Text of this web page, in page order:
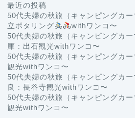
最近の投稿
50代夫婦の秋旅（キャンピングカ
立ポタリング
withワンコ〜
50代夫婦の秋旅（キャンピングカ
庫：出石観光withワンコ〜
50代夫婦の秋旅（キャンピングカ
観光withワンコ〜
50代夫婦の秋旅（キャンピングカ
良：長谷寺観光withワンコ〜
50代夫婦の秋旅（キャンピングカ
観光withワンコ〜